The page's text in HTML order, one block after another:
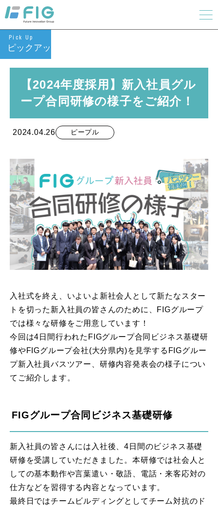
Pick Up
ピックアップ
【2024年度採用】新入社員グル
ープ合同研修の様子をご紹介！
2024.04.26 ピープル
入社式を終え、いよいよ新社会人として新たなスター
トを切った新入社員の皆さんのために、FIGグループ
では様々な研修をご用意しています！
今回は4日間行われたFIGグループ合同ビジネス基礎研
修やFIGグループ会社(大分県内)を見学するFIGグルー
プ新入社員バスツアー、研修内容発表会の様子につい
てご紹介します。
FIGグループ合同ビジネス基礎研修
新入社員の皆さんには入社後、4日間のビジネス基礎
研修を受講していただきました。本研修では社会人と
しての基本動作や言葉遣い・敬語、電話・来客応対の
仕方などを習得する内容となっています。
最終日ではチームビルディングとしてチーム対抗のド